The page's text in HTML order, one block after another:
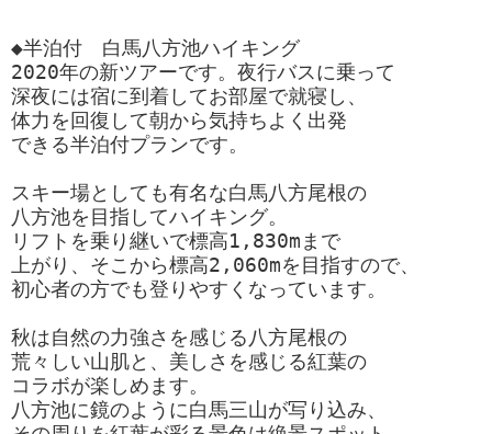
◆半泊付　白馬八方池ハイキング
2020年の新ツアーです。夜行バスに乗って
深夜には宿に到着してお部屋で就寝し、
体力を回復して朝から気持ちよく出発
できる半泊付プランです。
スキー場としても有名な白馬八方尾根の
八方池を目指してハイキング。
リフトを乗り継いで標高1,830mまで
上がり、そこから標高2,060mを目指すので、
初心者の方でも登りやすくなっています。
秋は自然の力強さを感じる八方尾根の
荒々しい山肌と、美しさを感じる紅葉の
コラボが楽しめます。
八方池に鏡のように白馬三山が写り込み、